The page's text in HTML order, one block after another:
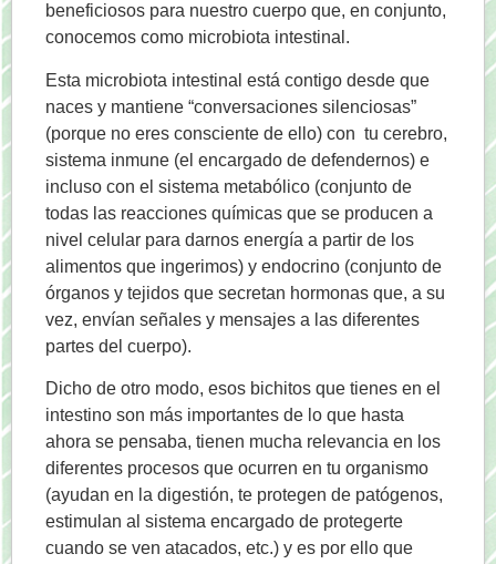
beneficiosos para nuestro cuerpo que, en conjunto,
conocemos como microbiota intestinal.
Esta microbiota intestinal está contigo desde que
naces y mantiene “conversaciones silenciosas”
(porque no eres consciente de ello) con tu cerebro,
sistema inmune (el encargado de defendernos) e
incluso con el sistema metabólico (conjunto de
todas las reacciones químicas que se producen a
nivel celular para darnos energía a partir de los
alimentos que ingerimos) y endocrino (conjunto de
órganos y tejidos que secretan hormonas que, a su
vez, envían señales y mensajes a las diferentes
partes del cuerpo).
Dicho de otro modo, esos bichitos que tienes en el
intestino son más importantes de lo que hasta
ahora se pensaba, tienen mucha relevancia en los
diferentes procesos que ocurren en tu organismo
(ayudan en la digestión, te protegen de patógenos,
estimulan al sistema encargado de protegerte
cuando se ven atacados, etc.) y es por ello que